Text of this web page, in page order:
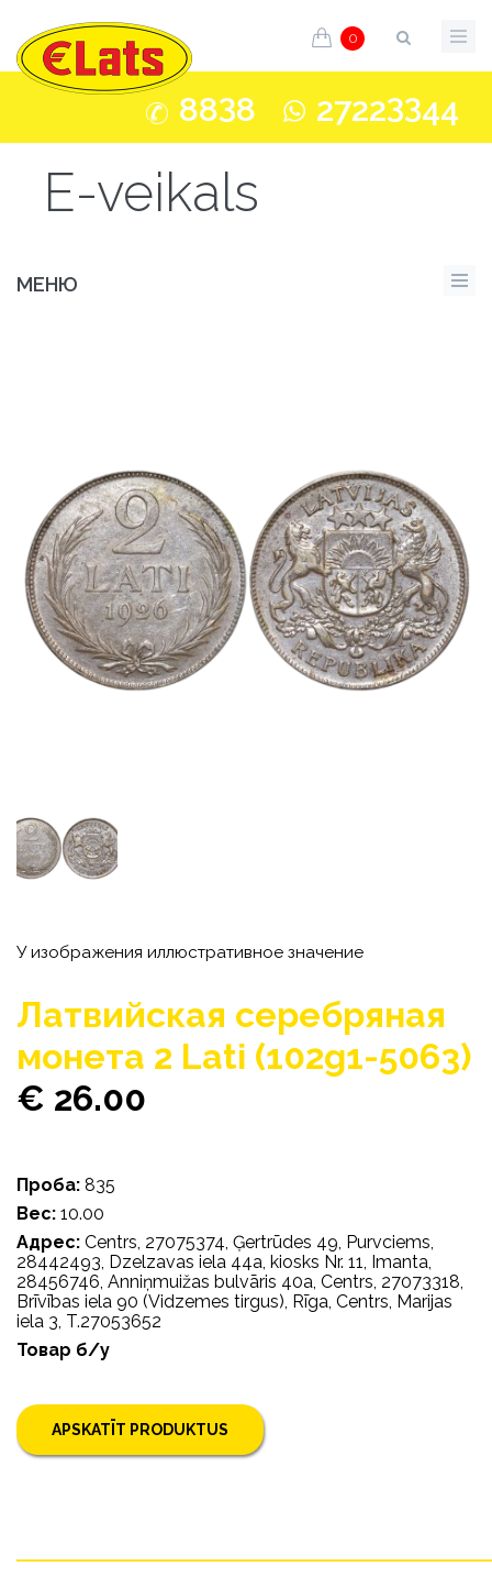
0
8838 27223344
E-veikals
МЕНЮ
У изображения иллюстративное значение
Латвийская серебряная
монета 2 Lati (102g1-5063)
€ 26.00
Проба: 835
Bес: 10.00
Адрес: Centrs, 27075374, Ģertrūdes 49, Purvciems,
28442493, Dzelzavas iela 44a, kiosks Nr. 11, Imanta,
28456746, Anniņmuižas bulvāris 40a, Centrs, 27073318,
Brīvības iela 90 (Vidzemes tirgus), Rīga, Centrs, Marijas
iela 3, T.27053652
Товар б/у
APSKATĪT PRODUKTUS